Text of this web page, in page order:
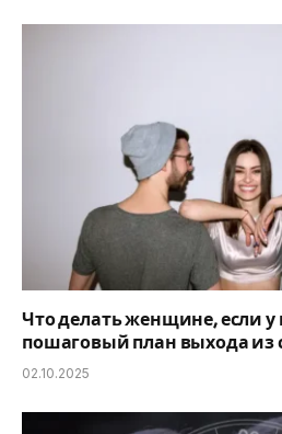
Что делать женщине, если
пошаговый план выхода из
02.10.2025